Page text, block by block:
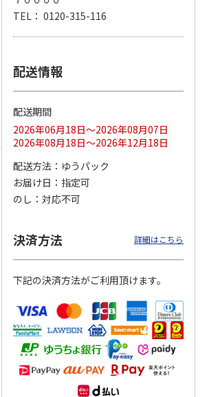
ドジャース 大谷翔
平 日本人最多53試
合連続出塁記念 シ
ル…
17,000円
(送料・税込)
谷翔平 2026 NL 3・
4月投手…
TEL： 0120-315-116
配送情報
配送期間
2026年06月18日～2026年08月07日
2026年08月18日～2026年12月18日
配送方法
ゆうパック
お届け日
指定可
のし
対応不可
決済方法 詳細はこちら
下記の決済方法がご利用頂けます。